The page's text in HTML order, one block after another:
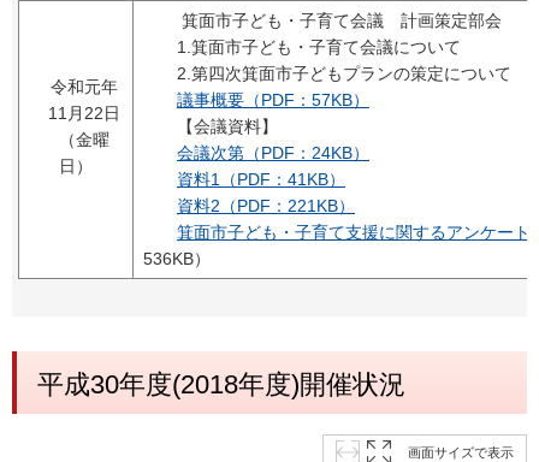
令和元年
11月22日
（金曜
日）
箕面市子ども・子育て会議 計画策定部会
1.箕面市子ども・子育て会議について
2.第四次箕面市子どもプランの策定について
議事概要（PDF：57KB）
【会議資料】
会議次第（PDF：24KB）
資料1（PDF：41KB）
資料2（PDF：221KB）
箕面市子ども・子育て支援に関するアンケート
536KB）
平成30年度(2018年度)開催状況
画面サイズで表示